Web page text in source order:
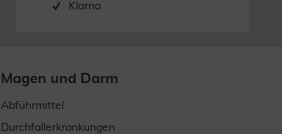
Klarna
Magen und Darm
Abführmittel
Durchfallerkrankungen